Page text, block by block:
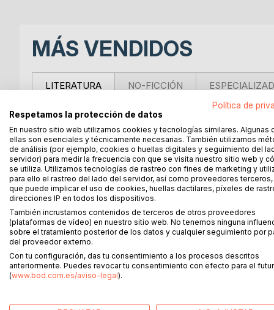
MÁS VENDIDOS
LITERATURA
PUESTO 1
1
para personas
PUESTO 2
2
La Cuina
NO-FICCIÓN
Política de
Respetamos la protección de datos
En nuestro sitio web utilizamos cookies y tecnologías similares. Algunas
ellas son esenciales y técnicamente necesarias. También utilizamos
de análisis (por ejemplo, cookies o huellas digitales y seguimiento del
servidor) para medir la frecuencia con que se visita nuestro sitio web y
se utiliza. Utilizamos tecnologías de rastreo con fines de marketing y
para ello el rastreo del lado del servidor, así como proveedores terceros,
que puede implicar el uso de cookies, huellas dactilares, píxeles de
direcciones IP en todos los dispositivos.
También incrustamos contenidos de terceros de otros proveedores
(plataformas de vídeo) en nuestro sitio web. No tenemos ninguna
sobre el tratamiento posterior de los datos y cualquier seguimiento por
del proveedor externo.
Con tu configuración, das tu consentimiento a los procesos descritos
anteriormente. Puedes revocar tu consentimiento con efecto para el
(www.bod.com.es/aviso-legal).